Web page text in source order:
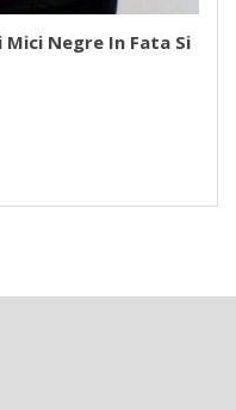
Negre In Fata Si